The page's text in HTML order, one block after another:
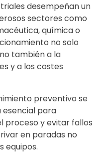
desempeñan un
sectores como
química o
no solo
también a la
y a los costes
preventivo se
para
proceso y evitar fallos
en paradas no
equipos.